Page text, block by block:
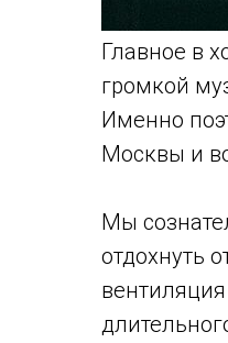
Главное в
громкой
Именно
Москвы и
Мы
отдохнуть